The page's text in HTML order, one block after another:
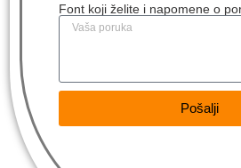
Font koji želite i napomene o
Pošalji